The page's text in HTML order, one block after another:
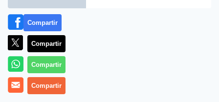
Categorías:Ana Jerozolimski
Oriente,Mundo Árabe
por: Ana Jerozolimski
Fuente:Semanariohebreojai.com
Esta entrevista la publicamos hace unos meses. Ante
las crecientes expresiones de antisemitismo en
Compartir
Compartir
Compartir
Compartir